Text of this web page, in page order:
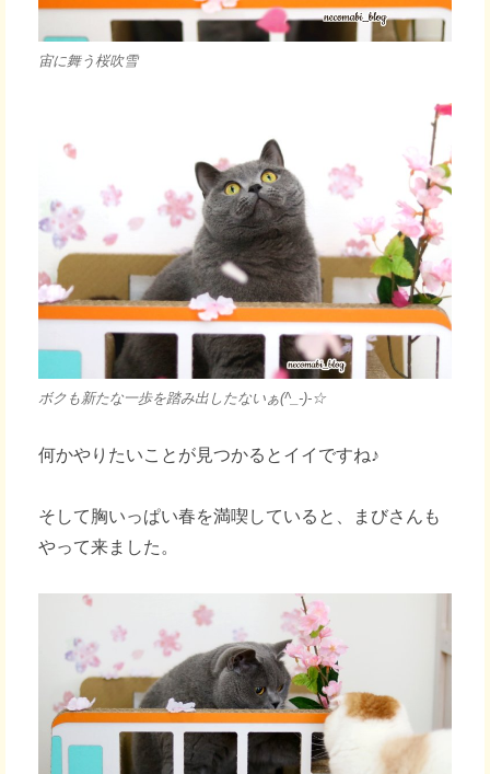
宙に舞う桜吹雪
ボクも新たな一歩を踏み出したないぁ(^_-)-☆
何かやりたいことが見つかるとイイですね♪
そして胸いっぱい春を満喫していると、まびさんも
やって来ました。